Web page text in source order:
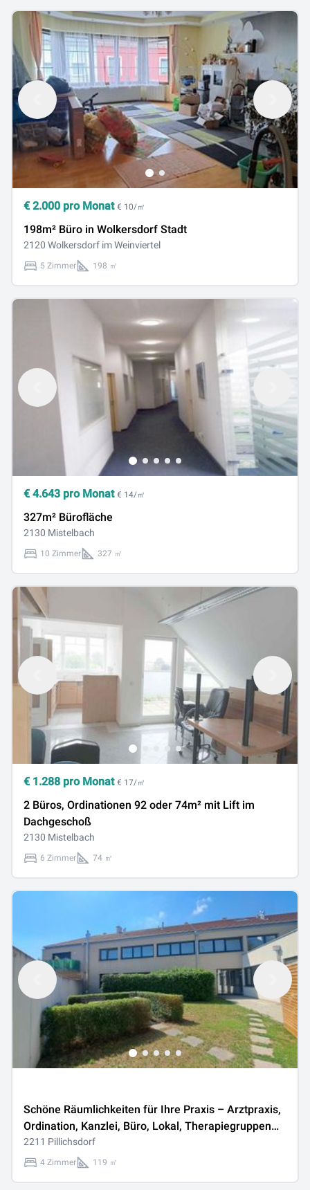
€ 2.000 pro Monat € 10/㎡
198m² Büro in Wolkersdorf Stadt
2120 Wolkersdorf im Weinviertel
5 Zimmer 198 ㎡
€ 4.643 pro Monat € 14/㎡
327m² Bürofläche
2130 Mistelbach
10 Zimmer 327 ㎡
€ 1.288 pro Monat € 17/㎡
2 Büros, Ordinationen 92 oder 74m² mit Lift im
Dachgeschoß
2130 Mistelbach
6 Zimmer 74 ㎡
Schöne Räumlichkeiten für Ihre Praxis – Arztpraxis,
Ordination, Kanzlei, Büro, Lokal, Therapiegruppen
oder Ähnliches
2211 Pillichsdorf
4 Zimmer 119 ㎡